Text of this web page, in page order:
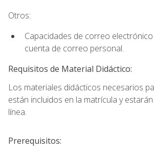
Otros:
Capacidades de correo
cuenta de correo personal.
Requisitos de Material Didáctico:
Los materiales didácticos necesarios
están incluidos en la matrícula y
línea.
Prerequisitos: